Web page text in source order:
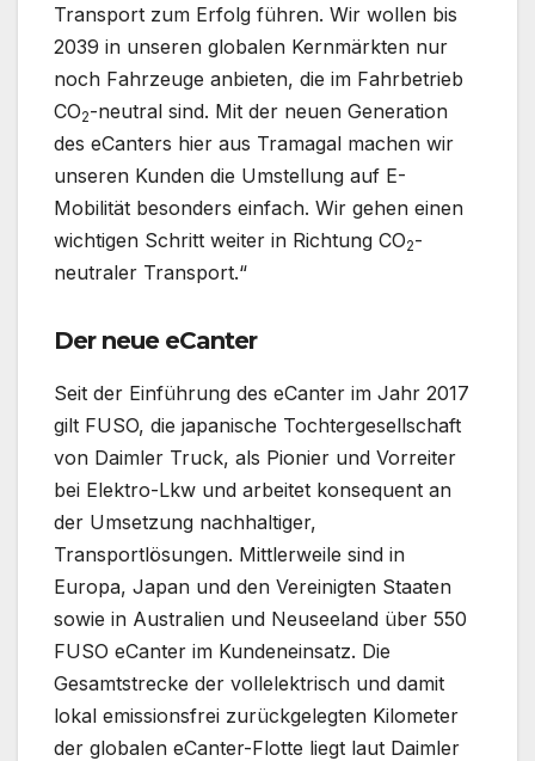
Transport zum Erfolg führen. Wir wollen bis
2039 in unseren globalen Kernmärkten nur
noch Fahrzeuge anbieten, die im Fahrbetrieb
CO2-neutral sind. Mit der neuen Generation
des eCanters hier aus Tramagal machen wir
unseren Kunden die Umstellung auf E-
Mobilität besonders einfach. Wir gehen einen
wichtigen Schritt weiter in Richtung CO2-
neutraler Transport.“
Der neue eCanter
Seit der Einführung des eCanter im Jahr 2017
gilt FUSO, die japanische Tochtergesellschaft
von Daimler Truck, als Pionier und Vorreiter
bei Elektro-Lkw und arbeitet konsequent an
der Umsetzung nachhaltiger,
Transportlösungen. Mittlerweile sind in
Europa, Japan und den Vereinigten Staaten
sowie in Australien und Neuseeland über 550
FUSO eCanter im Kundeneinsatz. Die
Gesamtstrecke der vollelektrisch und damit
lokal emissionsfrei zurückgelegten Kilometer
der globalen eCanter-Flotte liegt laut Daimler